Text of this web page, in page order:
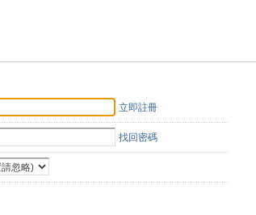
立即註冊
找回密碼